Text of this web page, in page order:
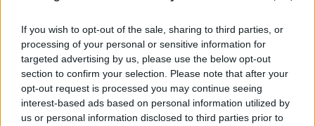
If you wish to opt-out of the sale, sharing to third parties, or
processing of your personal or sensitive information for
targeted advertising by us, please use the below opt-out
section to confirm your selection. Please note that after your
opt-out request is processed you may continue seeing
interest-based ads based on personal information utilized by
us or personal information disclosed to third parties prior to